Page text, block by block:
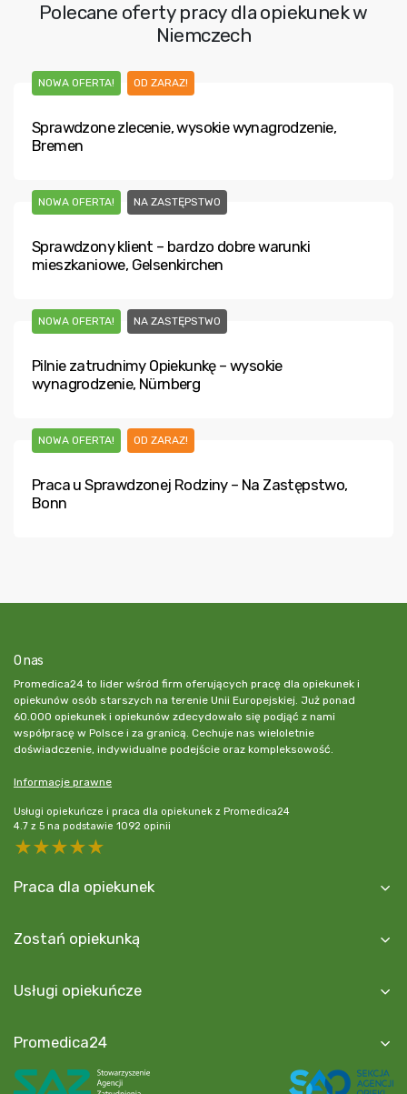
Polecane oferty pracy dla opiekunek w
Niemczech
NOWA OFERTA! OD ZARAZ!
Sprawdzone zlecenie, wysokie wynagrodzenie,
Bremen
NOWA OFERTA! NA ZASTĘPSTWO
Sprawdzony klient – bardzo dobre warunki
mieszkaniowe, Gelsenkirchen
NOWA OFERTA! NA ZASTĘPSTWO
Pilnie zatrudnimy Opiekunkę – wysokie
wynagrodzenie, Nürnberg
NOWA OFERTA! OD ZARAZ!
Praca u Sprawdzonej Rodziny – Na Zastępstwo,
Bonn
O nas
Promedica24 to lider wśród firm oferujących pracę dla opiekunek i
opiekunów osób starszych na terenie Unii Europejskiej. Już ponad
60.000 opiekunek i opiekunów zdecydowało się podjąć z nami
współpracę w Polsce i za granicą. Cechuje nas wieloletnie
doświadczenie, indywidualne podejście oraz kompleksowość.
Informacje prawne
Usługi opiekuńcze i praca dla opiekunek z Promedica24
4.7 z 5 na podstawie 1092 opinii
5 stars
4 stars
3 stars
2 stars
Praca dla opiekunek
Zostań opiekunką
Usługi opiekuńcze
Promedica24